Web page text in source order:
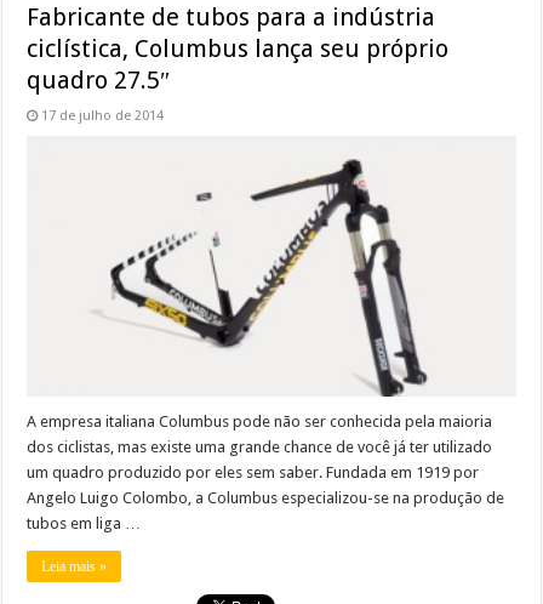
Fabricante de tubos para a indústria
ciclística, Columbus lança seu próprio
quadro 27.5″
17 de julho de 2014
A empresa italiana Columbus pode não ser conhecida pela maioria
dos ciclistas, mas existe uma grande chance de você já ter utilizado
um quadro produzido por eles sem saber. Fundada em 1919 por
Angelo Luigo Colombo, a Columbus especializou-se na produção de
tubos em liga …
Leia mais »